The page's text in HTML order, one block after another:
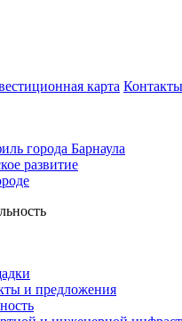
карта Контакты
города Барнаула
развитие
и предложения